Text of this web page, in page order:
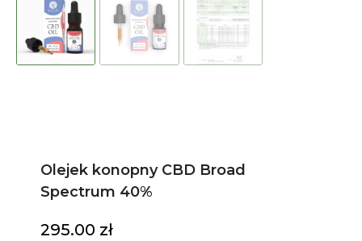
Olejek konopny CBD Broad
Spectrum 40%
295.00 zł